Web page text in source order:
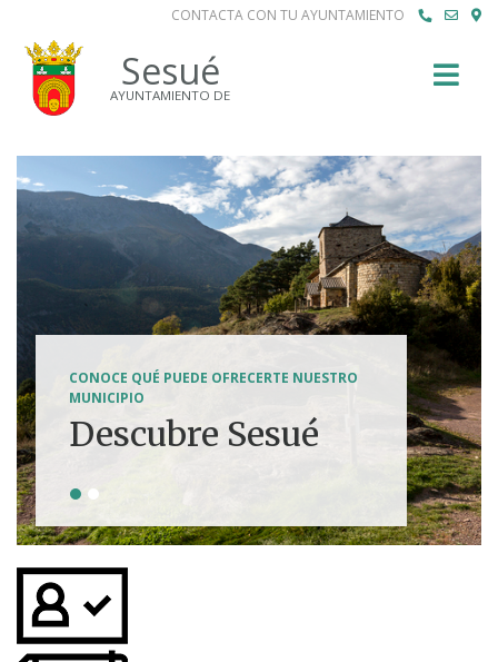
CONTACTA CON TU AYUNTAMIENTO
Sesué
AYUNTAMIENTO DE
CONOCE QUÉ PUEDE OFRECERTE NUESTRO
MUNICIPIO
Descubre Sesué
Tierra de
aventuras